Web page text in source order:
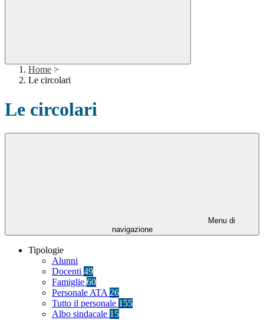
Home >
Le circolari
Le circolari
Menu di
navigazione
Tipologie
Alunni
Docenti 49
Famiglie 60
Personale ATA 26
Tutto il personale 155
Albo sindacale 15